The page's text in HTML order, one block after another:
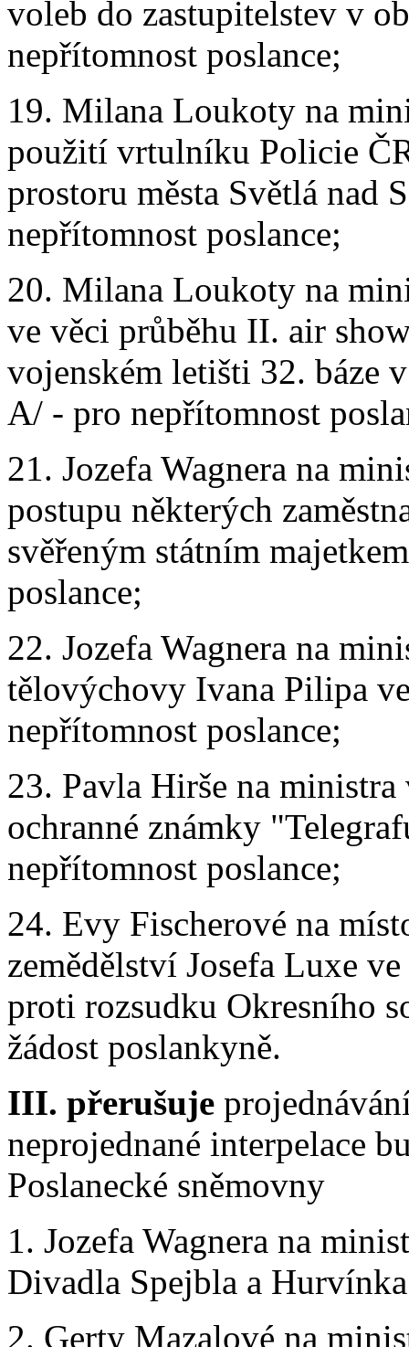
voleb do zastupitelstev v
nepřítomnost poslance;
19. Milana Loukoty na
použití vrtulníku Policie
prostoru města Světlá nad
nepřítomnost poslance;
20. Milana Loukoty na
ve věci průběhu II. air
vojenském letišti 32. báze
A/ - pro nepřítomnost
21. Jozefa Wagnera na
postupu některých
svěřeným státním
poslance;
22. Jozefa Wagnera na
tělovýchovy Ivana Pilipa
nepřítomnost poslance;
23. Pavla Hirše na
ochranné známky
nepřítomnost poslance;
24. Evy Fischerové na
zemědělství Josefa Luxe
proti rozsudku Okresního
žádost poslankyně.
III. přerušuje
neprojednané interpelace
Poslanecké sněmovny
1. Jozefa Wagnera na
Divadla Spejbla a
2. Gerty Mazalové na